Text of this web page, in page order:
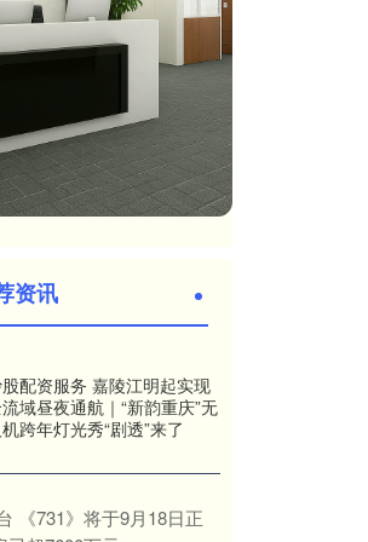
资讯
配资服务 嘉陵江明起实现
域昼夜通航｜“新韵重庆”无
机跨年灯光秀“剧透”来了
《731》将于9月18日正